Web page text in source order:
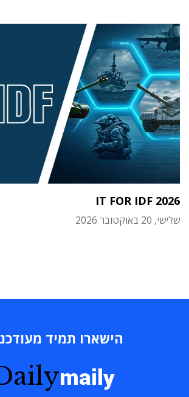
IT FOR IDF 2026
שלישי, 20 באוקטובר 2026
הישארו תמיד
maily